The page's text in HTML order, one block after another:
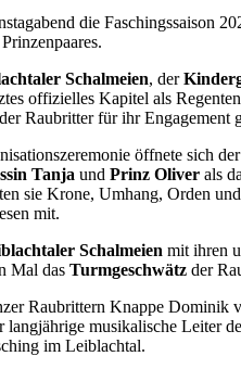
die Faschingssaison
Schalmeien, der
offizielles Kapitel als
Raubritter für ihr Engagement
öffnete sich
Tanja und Prinz Oliver als
sie Krone, Umhang, Orden
mit.
Schalmeien mit ihren
Mal das Turmgeschwätz der
Raubrittern Knappe Dominik
musikalische Leiter
im Leiblachtal.